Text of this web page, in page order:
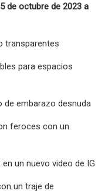
de octubre de 2023 a
transparentes
para espacios
embarazo desnuda
feroces con un
un nuevo video de IG
un traje de